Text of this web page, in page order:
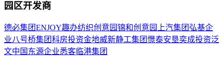
园区开发商
德必集团ENJOY趣办纺织创意园锦和创意园 上汽集团 弘基企
业八号桥集团科房投资金地威新静工集团憬泰安垦奕成投资泛
文中国 东源企业悉客 临港集团